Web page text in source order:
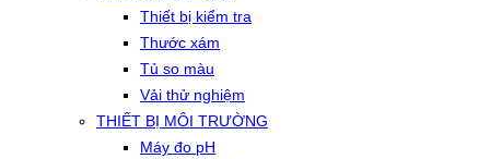
Thiết bị kiểm tra
Thước xám
Tủ so màu
Vải thử nghiệm
THIẾT BỊ MÔI TRƯỜNG
Máy đo pH